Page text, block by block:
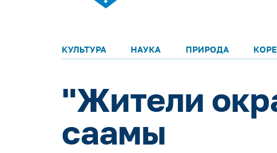
КУЛЬТУРА НАУКА ПРИРОДА
"Жители
саамы